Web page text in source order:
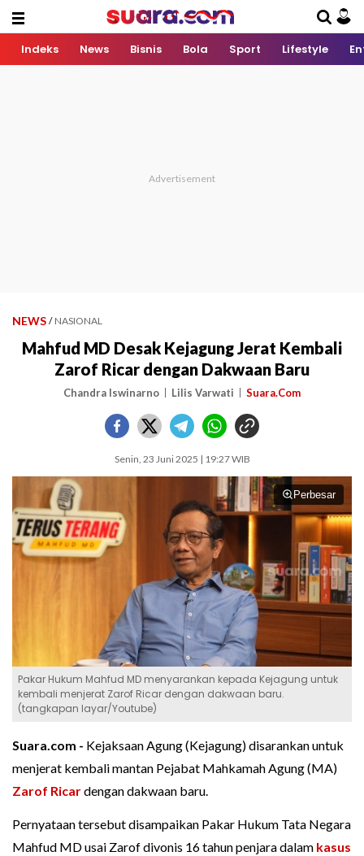
Indeks News Bisnis Bola Sport Lifestyle
NEWS / NASIONAL
Mahfud MD Desak Kejagung Jerat Kembali
Zarof Ricar dengan Dakwaan Baru
Chandra Iswinarno Lilis Varwati Suara.Com
Senin, 23 Juni 2025 | 19:27 WIB
Perbesar
Pakar Hukum Mahfud MD menyarankan kepada Kejagung untuk
kembali menjerat Zarof Ricar dengan dakwaan baru.
(tangkapan layar/Youtube)
Suara.com - Kejaksaan Agung (Kejagung) disarankan untuk
menjerat kembali mantan Pejabat Mahkamah Agung (MA)
Zarof Ricardengan dakwaan baru.
Pernyataan tersebut disampaikan Pakar Hukum Tata Negara
Mahfud MD usai Zarof divonis 16 tahun penjara dalam kasus